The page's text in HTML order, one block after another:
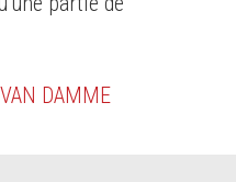
VAN DAMME